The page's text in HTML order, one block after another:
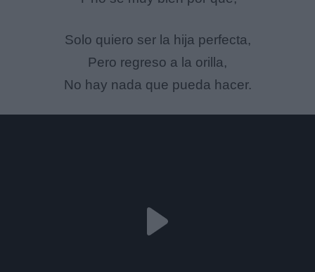
Solo quiero ser la hija perfecta,
Pero regreso a la orilla,
No hay nada que pueda hacer.